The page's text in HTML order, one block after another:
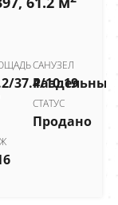
37.4/10.19
САНУЗЕЛ
Раздельный
СТАТУС
Продано